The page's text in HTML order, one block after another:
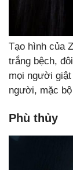
Tạo hình của
trắng bệch,
mọi người
người, mặc
Phù thủy